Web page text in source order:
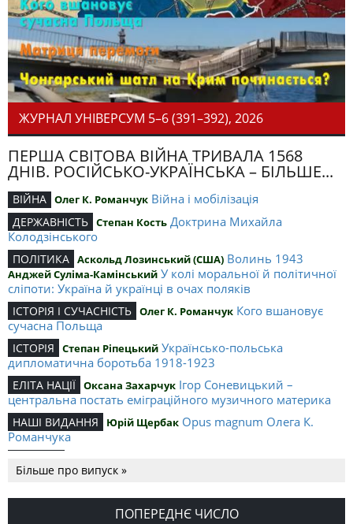
ЖУРНАЛ УНІВЕРСУМ 5–6 (391–392), 2026
ПЕРША СВІТОВА ВІЙНА ТРИВАЛА 1568
ДНІВ. РОСІЙСЬКО-УКРАЇНСЬКА – БІЛЬШЕ...
ВІЙНА Олег К. Романчук Війна і мобілізація
ДЕРЖАВНІСТЬ Степан Кость Доктрина Михайла
Колодзінського
ПОЛІТИКА Аскольд Лозинський (США) Волинь 1943
Анджей Суліма-Камінський У колі моральної й політичної
сліпоти: Україна й українці в очах поляків
ІСТОРІЯ І СУЧАСНІСТЬ Олег К. Романчук Кого вшановує
сучасна Польща
ІСТОРІЯ Степан Ріпецький Українсько-польська
дипломатична боротьба 1918-1923
ЕЛІТА НАЦІЇ Оксана Захарчук Ігор Соневицький –
центральна постать еміграційного музичного материка
НАШІ ВИДАННЯ Юрій Щербак Opus magnum Олега К.
Романчука
Романчука
СЛОВО РЕДАКЦІЙНЕ Олег К. Романчук Журавель і синиця
як уособлення української політстратегії й тактики
Більше про випуск »
ПОПЕРЕДНЄ ЧИСЛО